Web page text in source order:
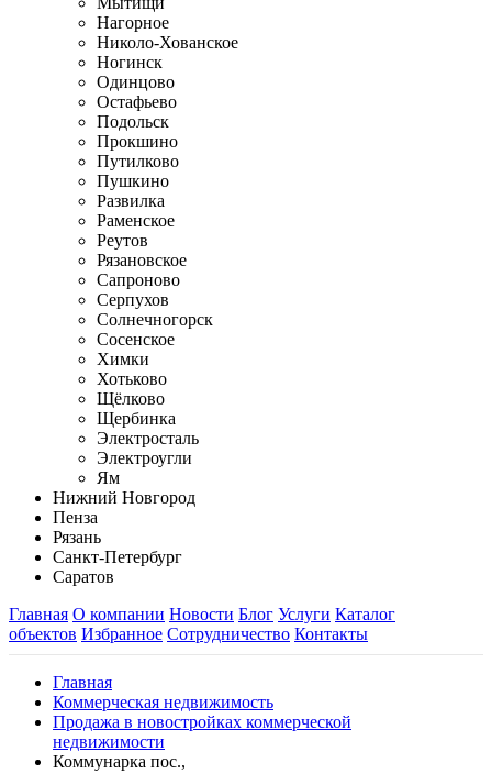
Нагорное
Николо-Хованское
Ногинск
Одинцово
Остафьево
Подольск
Прокшино
Путилково
Пушкино
Развилка
Раменское
Реутов
Рязановское
Сапроново
Серпухов
Солнечногорск
Сосенское
Химки
Хотьково
Щёлково
Щербинка
Электросталь
Электроугли
Ям
Нижний Новгород
Пенза
Рязань
Санкт-Петербург
Саратов
Главная О компании Новости Блог Услуги Каталог
объектов Избранное Сотрудничество Контакты
Главная
Коммерческая недвижимость
Продажа в новостройках коммерческой
недвижимости
Коммунарка пос.,